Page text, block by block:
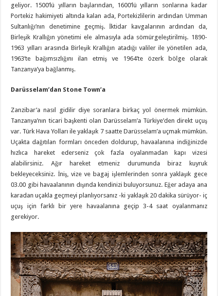
geliyor. 1500’lü yılların başlarından, 1600’lü yılların sonlarına kadar
Portekiz hakimiyeti altında kalan ada, Portekizlilerin ardından Umman
Sultanlığı’nın denetimine geçmiş. İktidar kavgalarının ardından da,
Birleşik Krallığın yönetimi ele almasıyla ada sömürgeleştirilmiş. 1890-
1963 yılları arasında Birleşik Krallığın atadığı valiler ile yönetilen ada,
1963’te bağımsızlığını ilan etmiş ve 1964’te özerk bölge olarak
Tanzanya’ya bağlanmış.
Darüsselam’dan Stone Town’a
Zanzibar’a nasıl gidilir diye soranlara birkaç yol önermek mümkün.
Tanzanya’nın ticari başkenti olan Darüsselam’a Türkiye’den direkt uçuş
var. Türk Hava Yolları ile yaklaşık 7 saatte Darüsselam’a uçmak mümkün.
Uçakta dağıtılan formları önceden doldurup, havaalanına indiğinizde
hızlıca hareket ederseniz çok fazla oyalanmadan kapı vizesi
alabilirsiniz. Ağır hareket etmeniz durumunda biraz kuyruk
bekleyeceksiniz. İniş, vize ve bagaj işlemlerinden sonra yaklaşık gece
03.00 gibi havaalanının dışında kendinizi buluyorsunuz. Eğer adaya ana
karadan uçakla geçmeyi planlıyorsanız -ki yaklaşık 20 dakika sürüyor- iç
uçuş için farklı bir yere havaalanına geçip 3-4 saat oyalanmanız
gerekiyor.